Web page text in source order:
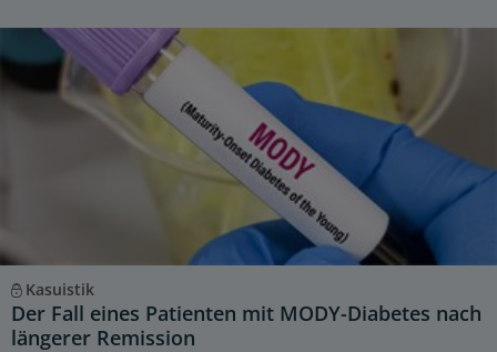
Kasuistik
Der Fall eines Patienten mit MODY-Diabetes nach
längerer Remission